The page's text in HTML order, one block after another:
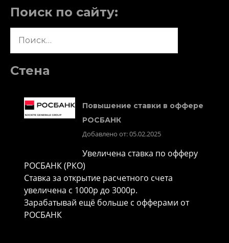
Поиск по сайту:
Стена
Повышение ставки в оффере
РОСБАНК
Добавлено от: 05.02.2025
Увеличена ставка по офферу
РОСБАНК (РКО)
Ставка за открытие расчетного счета
увеличена с 1000р до 3000р.
Зарабатывай ещё больше с офферами от
РОСБАНК